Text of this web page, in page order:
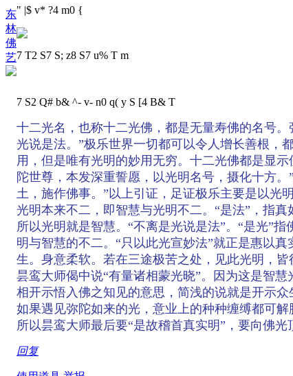
东
林
佛
艺
" |$ v* ?4 m0 {
7 T2 S7 S; z8 S7 u% T m
7 S2 Q# b& ^- v- n0 q( y S [4 B& T
十二光名，也称十二光佛，都是无量寿佛的名号
光说是法。”极乐世界一切都可以令人增长善根，
用，但是唯有光明的妙用无穷。十二光佛都是显
陀世尊，本发深重誓愿，以光明名号，摄化十方
土，施作佛事。”以上引证，足证极乐主要是以光
光明本来不二，即智慧与光明不二。“是法”，指
所以光明就是智慧。“不离是光说是法”。“是光”
明与智慧的不二。“只以此光宣妙法”就正是惠以
生。身意柔软。若在三途极苦之处，见此光明，
昙鸾大师偈中说“有量诸相蒙光晓”。因为这是智
相开示悟入佛之知见的意思，简浅的说就是开示
如果遇见弥陀如来的光，意业上的种种缠缚都可
所以昙鸾大师最后要“是故稽首真实明”，要向佛光
回复